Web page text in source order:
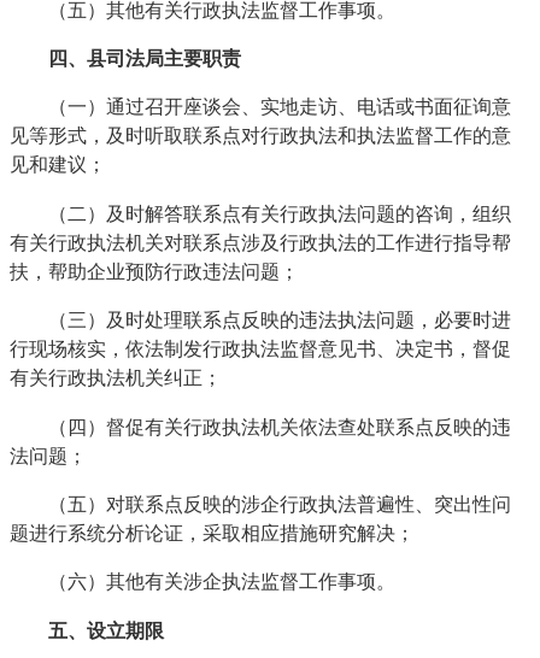
（五）其他有关行政执法监督工作事项。
四、县司法局主要职责
（一）通过召开座谈会、实地走访、电话或书面征询意
见等形式，及时听取联系点对行政执法和执法监督工作的意
见和建议；
（二）及时解答联系点有关行政执法问题的咨询，组织
有关行政执法机关对联系点涉及行政执法的工作进行指导帮
扶，帮助企业预防行政违法问题；
（三）及时处理联系点反映的违法执法问题，必要时进
行现场核实，依法制发行政执法监督意见书、决定书，督促
有关行政执法机关纠正；
（四）督促有关行政执法机关依法查处联系点反映的违
法问题；
（五）对联系点反映的涉企行政执法普遍性、突出性问
题进行系统分析论证，采取相应措施研究解决；
（六）其他有关涉企执法监督工作事项。
五、设立期限